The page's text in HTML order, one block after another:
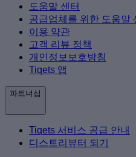
도움말 센터
공급업체를 위한 도움말
이용 약관
고객 리뷰 정책
개인정보보호방침
Tiqets 앱
파트너십
Tiqets 서비스 공급 안내
디스트리뷰터 되기